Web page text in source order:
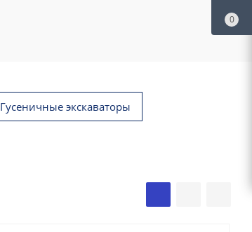
Гусеничные экскаваторы
0